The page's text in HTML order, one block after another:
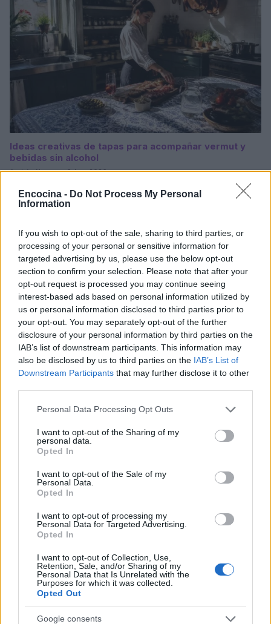
Encocina - Do Not Process My Personal
Information
If you wish to opt-out of the sale, sharing to third parties, or
processing of your personal or sensitive information for
targeted advertising by us, please use the below opt-out
section to confirm your selection. Please note that after your
opt-out request is processed you may continue seeing
interest-based ads based on personal information utilized by
us or personal information disclosed to third parties prior to
your opt-out. You may separately opt-out of the further
disclosure of your personal information by third parties on the
IAB’s list of downstream participants. This information may
also be disclosed by us to third parties on the IAB’s List of
Downstream Participants that may further disclose it to other
Please note that this website/app uses one or more Google
not limited to your visit or usage behaviour. You may click to
grant or deny consent to Google and its third-party tags to
use your data for below specified purposes in below Google
consent section.
Personal Data Processing Opt Outs
I want to opt-out of the Sharing of my
personal data.
Opted In
I want to opt-out of the Sale of my
Personal Data.
Opted In
I want to opt-out of processing my
Personal Data for Targeted Advertising.
Opted In
I want to opt-out of Collection, Use,
Retention, Sale, and/or Sharing of my
Personal Data that Is Unrelated with the
Purposes for which it was collected.
Opted Out
Google consents
Ideas creativas de tapas para acompañar vermut y
bebidas sin alcohol
Andrés Navarro · 6 Ago 2026
APERITIVOS Y TAPAS
Festivales de gorditas, mole y cocina tradicional en
Morelia: una explosión de sabores
María Vázquez · 5 Ago 2026
Plan de comidas semanal con recetas rápidas y
económicas
Diego Romero · 5 Ago 2026